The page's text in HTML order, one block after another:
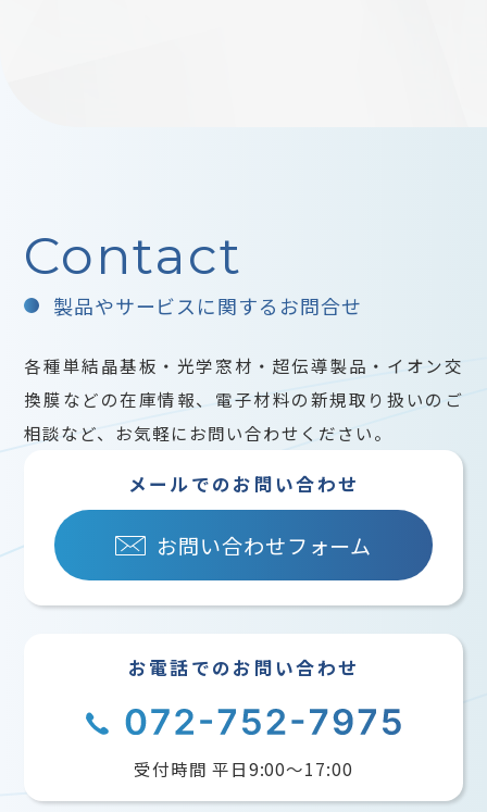
Contact
製品やサービスに関するお問合せ
各種単結晶基板・光学窓材・超伝導製品・イオン交
換膜などの在庫情報、電子材料の新規取り扱いのご
相談など、お気軽にお問い合わせください。
メールでのお問い合わせ
お問い合わせフォーム
お電話でのお問い合わせ
受付時間 平日9:00〜17:00